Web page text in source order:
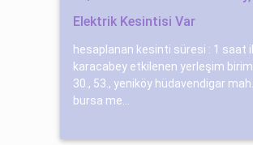
Elektrik Kesintisi Var
hesaplanan kesinti süresi : 1 saat
karacabey etkilenen yerleşim
30., 53., yeniköy hüdavendigar
bursa me...